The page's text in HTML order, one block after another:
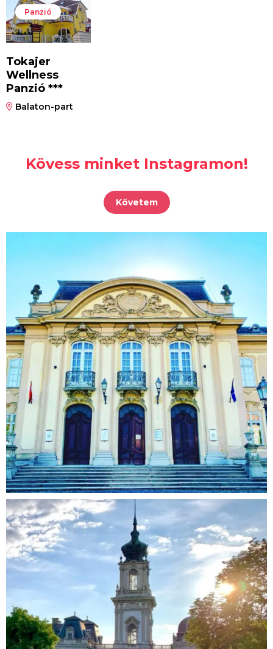
Panzió
Tokajer
Wellness
Panzió ***
Balaton-part
Kövess minket Instagramon!
Követem